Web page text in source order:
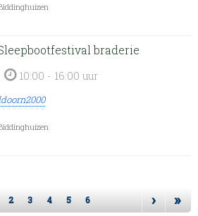
braderie
10:00 - 16:00 uur
2 3 4 5 6 › »